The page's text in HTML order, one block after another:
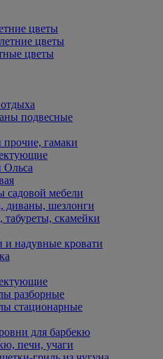
цветы
цветы
цветы
подвесные
прочие, гамаки
Ольса
садовой мебели
диваны, шезлонги
табуреты, скамейки
и надувные кровати
разборные
стационарные
для барбекю
печи, учаги